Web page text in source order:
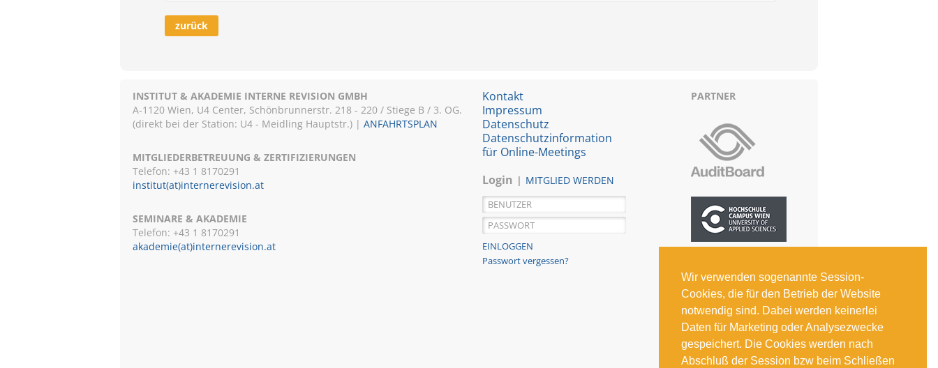
Wir verwenden sogenannte Session-
Cookies, die für den Betrieb der Website
notwendig sind. Dabei werden keinerlei
Daten für Marketing oder Analysezwecke
gespeichert. Die Cookies werden nach
Abschluß der Session bzw beim Schließen
zurück
INSTITUT & AKADEMIE INTERNE REVISION GMBH
A-1120 Wien, U4 Center, Schönbrunnerstr. 218 - 220 / Stiege B / 3. OG.
(direkt bei der Station: U4 - Meidling Hauptstr.) | ANFAHRTSPLAN
MITGLIEDERBETREUUNG & ZERTIFIZIERUNGEN
Telefon: +43 1 8170291
institut(at)internerevision.at
SEMINARE & AKADEMIE
Telefon: +43 1 8170291
akademie(at)internerevision.at
Kontakt
Impressum
Datenschutz
Datenschutzinformation
für Online-Meetings
Login
MITGLIED WERDEN
Passwort vergessen?
PARTNER